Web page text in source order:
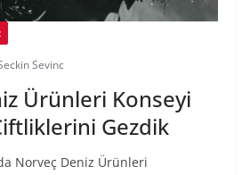
Sevinc
Ürünleri Konseyi
Gezdik
Norveç Deniz Ürünleri